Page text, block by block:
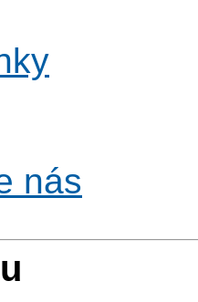
nás